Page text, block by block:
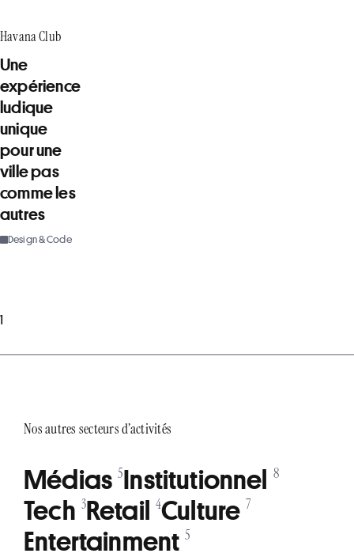
Havana Club
Design & Code
Une
expérience
ludique
unique
pour une
ville pas
comme les
autres
1
Nos autres secteurs d’activités
Médias 5Institutionnel 8
Tech 3Retail 4Culture 7
Entertainment 5